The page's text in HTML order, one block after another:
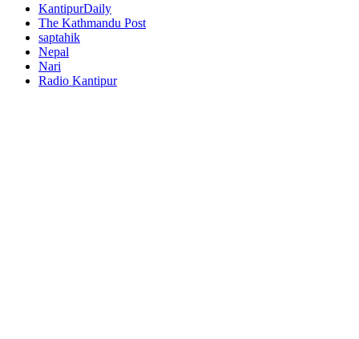
KantipurDaily
The Kathmandu Post
saptahik
Nepal
Nari
Radio Kantipur